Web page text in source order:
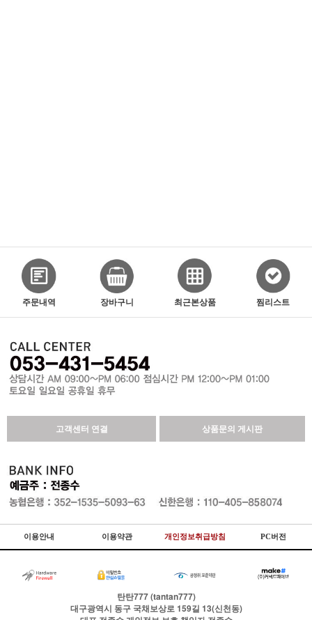
주문내역 장바구니 최근본상품 찜리스트
고객센터 연결 상품문의 게시판
이용안내 이용약관 개인정보취급방침 PC버전
탄탄777 (tantan777)
대구광역시 동구 국채보상로 159길 13(신천동)